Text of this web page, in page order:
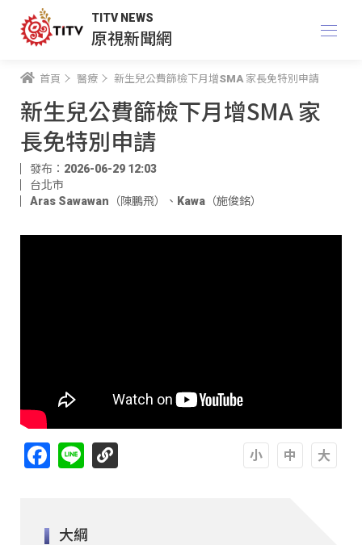
TITV NEWS
原視新聞網
首頁 醫療 新生兒公費篩檢下月增SMA 家長免特別申請
新生兒公費篩檢下月增SMA 家
長免特別申請
發布：2026-06-29 12:03
台北市
Aras Sawawan（陳鵬飛）
、 Kawa（施俊銘）
Facebook
Line
大綱